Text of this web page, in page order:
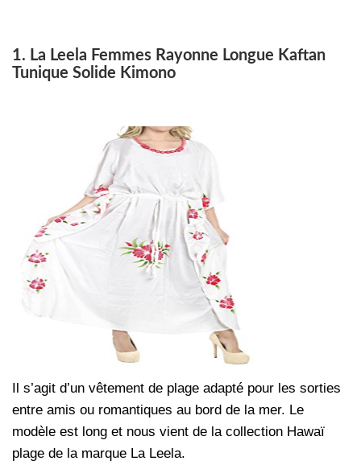
1. La Leela Femmes Rayonne Longue Kaftan
Tunique Solide Kimono
Il s’agit d’un vêtement de plage adapté pour les sorties
entre amis ou romantiques au bord de la mer. Le
modèle est long et nous vient de la collection Hawaï
plage de la marque La Leela.